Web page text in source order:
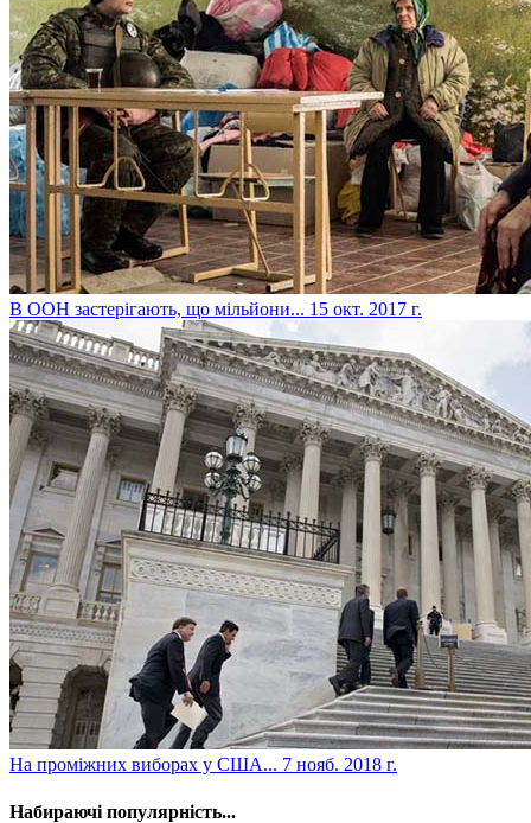
​В ООН застерігають, що мільйони... 15 окт. 2017 г.
​На проміжних виборах у США... 7 нояб. 2018 г.
Набираючі популярність...